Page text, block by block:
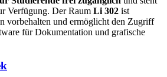
Verfügung. Der Raum Li 302 ist
vorbehalten und ermöglicht den Zugriff
für Dokumentation und grafische